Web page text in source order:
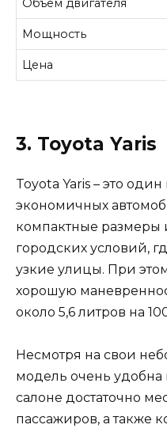
Объем двигателя
Мощность
Цена
3. Toyota Yaris
Toyota Yaris – это
экономичных
компактные размеры
городских условий,
узкие улицы. При
хорошую
около 5,6 литров на
Несмотря на свои
модель очень удобна
салоне достаточно
пассажиров, а также